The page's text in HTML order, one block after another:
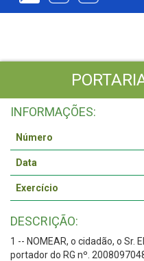
INFORMAÇÕES:
Número
Data
Exercício
DESCRIÇÃO:
1 -- NOMEAR, o cidadão, o Sr.
portador do RG nº.